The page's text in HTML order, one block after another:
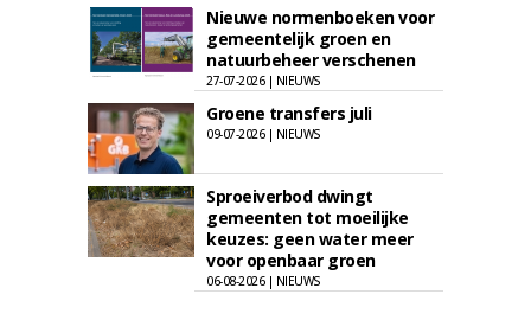
Nieuwe normenboeken voor
gemeentelijk groen en
natuurbeheer verschenen
27-07-2026 | NIEUWS
Groene transfers juli
09-07-2026 | NIEUWS
Sproeiverbod dwingt
gemeenten tot moeilijke
keuzes: geen water meer
voor openbaar groen
06-08-2026 | NIEUWS